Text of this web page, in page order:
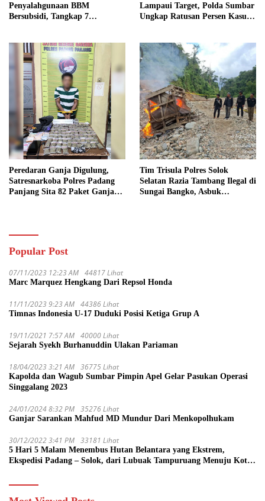
Penyalahgunaan BBM
Bersubsidi, Tangkap 7
Lampaui Target, Polda Sumbar
Ungkap Ratusan Persen Kasus
Peredaran Ganja Digulung,
Satresnarkoba Polres Padang
Panjang Sita 82 Paket Ganja
Tim Trisula Polres Solok
Selatan Razia Tambang Ilegal di
Sungai Bangko, Asbuk
Popular Post
07/11/2023 12:23 AM 44817 Lihat
Marc Marquez Hengkang Dari Repsol Honda
11/11/2023 9:23 AM 44386 Lihat
Timnas Indonesia U-17 Duduki Posisi Ketiga Grup A
19/11/2021 7:57 AM 40000 Lihat
Sejarah Syekh Burhanuddin Ulakan Pariaman
18/04/2023 3:21 AM 36775 Lihat
Kapolda dan Wagub Sumbar Pimpin Apel Gelar Pasukan Operasi
Singgalang 2023
24/01/2024 8:32 PM 35276 Lihat
Ganjar Sarankan Mahfud MD Mundur Dari Menkopolhukam
30/12/2022 3:41 PM 33181 Lihat
5 Hari 5 Malam Menembus Hutan Belantara yang Ekstrem,
Ekspedisi Padang – Solok, dari Lubuak Tampuruang Menuju Koto